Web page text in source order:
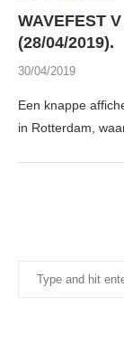
WAVEFEST
(28/04/2019).
30/04/2019
Een knappe
in Rotterdam,